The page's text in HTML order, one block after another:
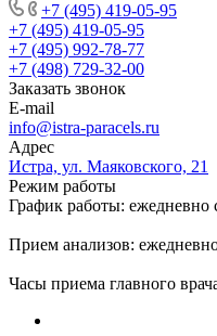
+7 (495) 419-05-95
+7 (495) 419-05-95
+7 (495) 992-78-77
+7 (498) 729-32-00
Заказать звонок
E-mail
info@istra-paracels.ru
Адрес
Истра, ул. Маяковского, 21
Режим работы
График работы: ежедневно
Прием анализов:
Часы приема главного